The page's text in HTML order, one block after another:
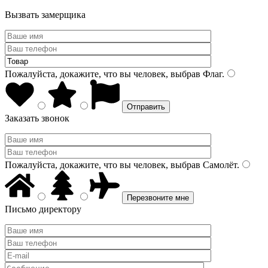
Вызвать замерщика
Пожалуйста, докажите, что вы человек, выбрав Флаг.
Заказать звонок
Пожалуйста, докажите, что вы человек, выбрав Самолёт.
Письмо директору